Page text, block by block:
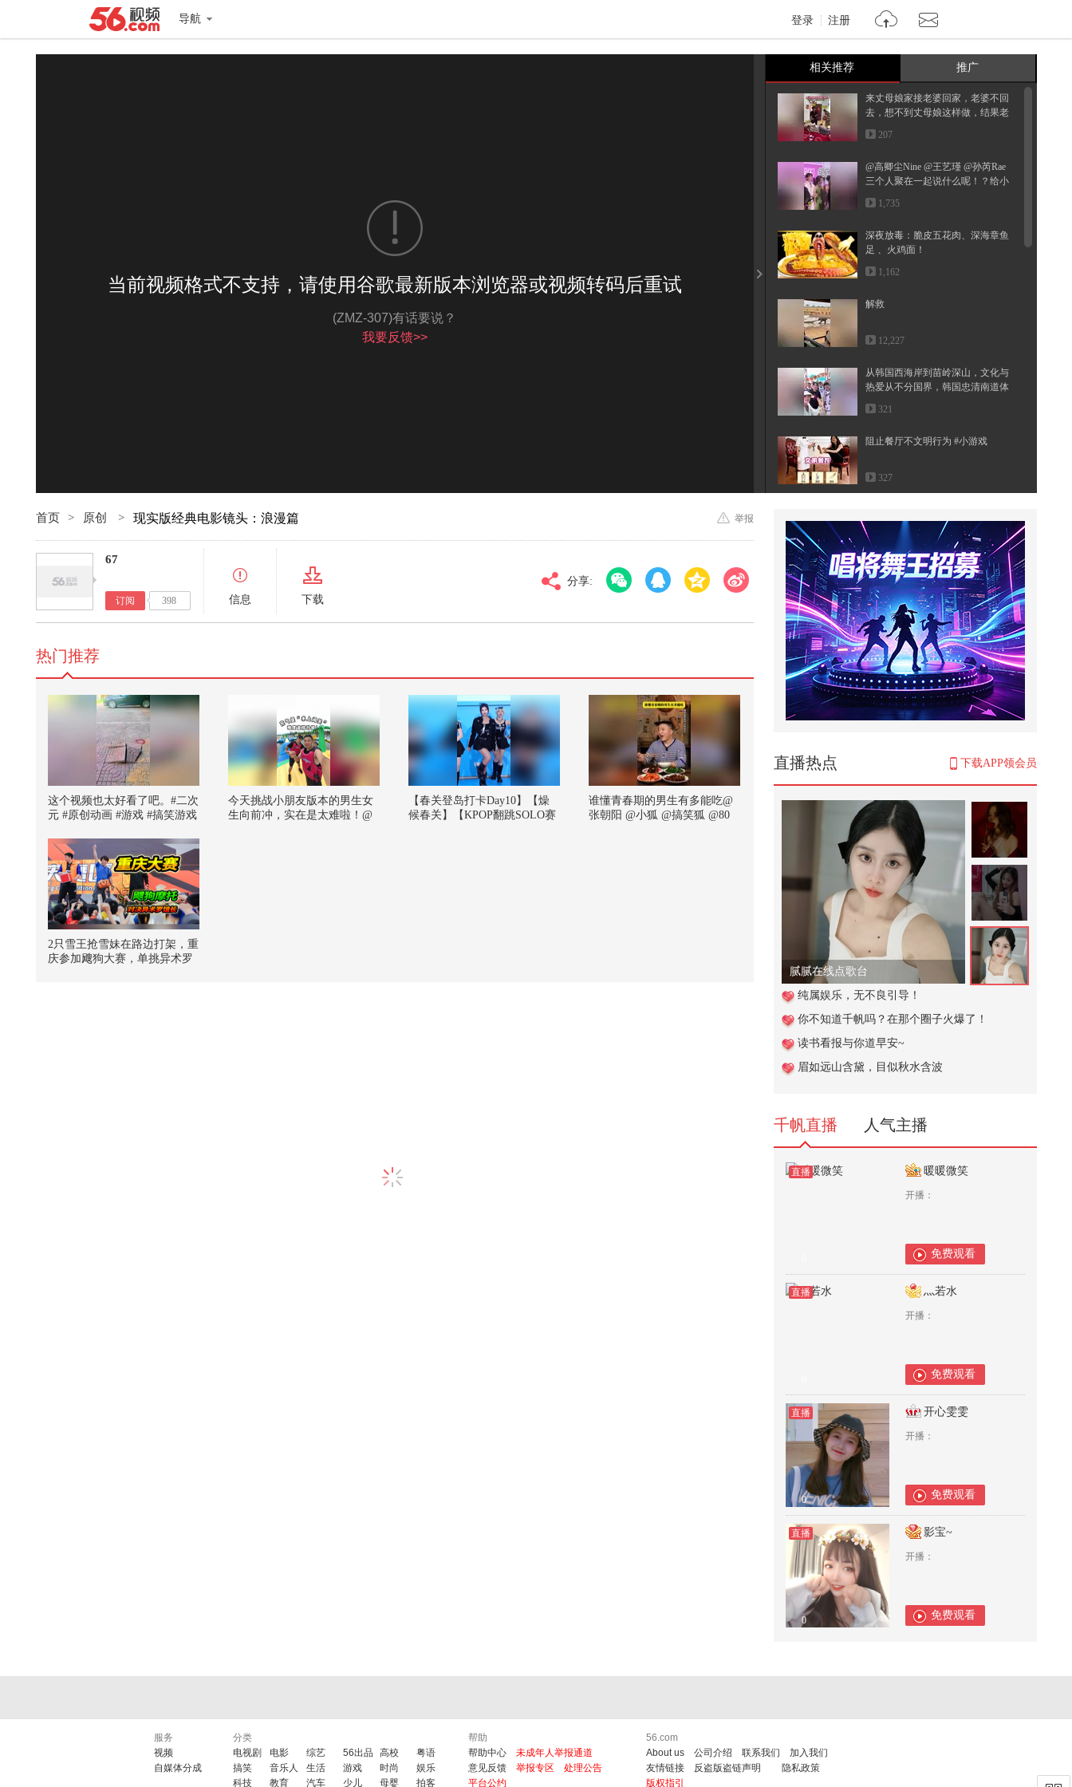
导航 登录 注册
当前视频格式不支持，请使用谷歌最新版本浏览器或视频转码后重试
(ZMZ-307)有话要说？
我要反馈>>
相关推荐 推广
来丈母娘家接老婆回家，老婆不回
去，想不到丈母娘这样做，结果老
婆...
207
@高卿尘Nine @王艺瑾 @孙芮Rae
三个人聚在一起说什么呢！？给小
狐...
1,735
深夜放毒：脆皮五花肉、深海章鱼
足 、火鸡面！
1,162
解救
12,227
从韩国西海岸到苗岭深山，文化与
热爱从不分国界，韩国忠清南道体
育...
321
阻止餐厅不文明行为 #小游戏
327
充满光之力，欧布三重形态
2,223
切洋葱
1,161
当我们知道每吃五盘就可以抽一次
奖时…@搞笑狐
1,982
海边遇到馆长一起玩，寻找光头卡
普京政府宣布中俄立场一致，日本
刚有动作就被中俄朝警告
1,446
#地球online秋关副本 #2026秋季搜
狐视频关注流大会 #一不小心就
潮...
179
清明最戳心的诗：不是所有的春
天，都适合举杯#2026春季搜狐视
频关...
1,291
明朝皇帝短命的背后到底藏着什么
13,825
天气太热了有人中暑晕倒了萌娃请
医生叔叔来救治
首页 > 原创 > 现实版经典电影镜头：浪漫篇 举报
67
订阅 398 信息 下载
分享:
直播热点 下载APP领会员
腻腻在线点歌台
纯属娱乐，无不良引导！
你不知道千帆吗？在那个圈子火爆了！
读书看报与你道早安~
眉如远山含黛，目似秋水含波
千帆直播 人气主播
直播 暖暖微笑
开播：
免费观看
直播 灬若水
开播：
免费观看
直播
0
开心雯雯
开播：
免费观看
直播
0
影宝~
开播：
免费观看
热门推荐
这个视频也太好看了吧。#二次
元 #原创动画 #游戏 #搞笑游戏
今天挑战小朋友版本的男生女
生向前冲，实在是太难啦！@
【春关登岛打卡Day10】【燥
候春关】【KPOP翻跳SOLO赛
谁懂青春期的男生有多能吃@
张朝阳 @小狐 @搞笑狐 @80
2只雪王抢雪妹在路边打架，重
庆参加飕狗大赛，单挑异术罗
服务
视频
自媒体分成
分类
电视剧
电影 综艺 56出品 高校
粤语
搞笑
音乐人 生活 游戏 时尚
娱乐
科技
教育 汽车 少儿 母婴 拍客
帮助
帮助中心
未成年人举报通道
意见反馈
举报专区
处理公告
平台公约
56.com
About us
公司介绍 联系我们
加入我们
友情链接
反盗版盗链声明
隐私政策
版权指引